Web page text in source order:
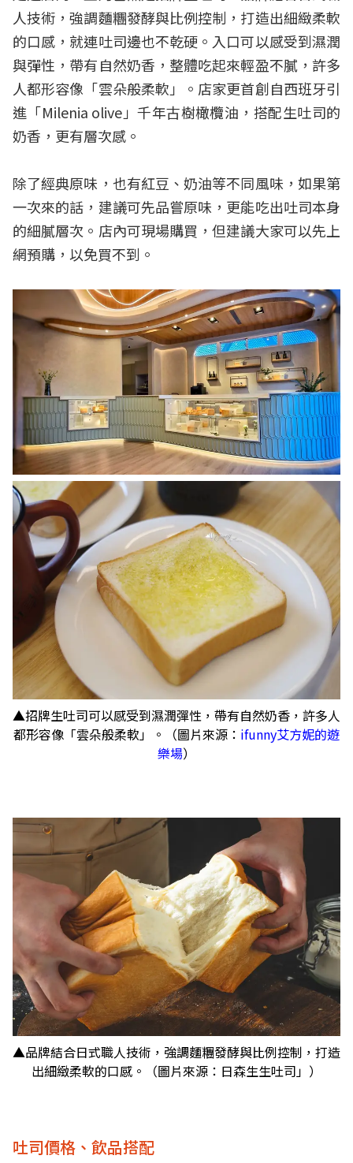
人技術，強調麵糰發酵與比例控制，打造出細緻柔軟
的口感，就連吐司邊也不乾硬。入口可以感受到濕潤
與彈性，帶有自然奶香，整體吃起來輕盈不膩，許多
人都形容像「雲朵般柔軟」。店家更首創自西班牙引
進「Milenia olive」千年古樹橄欖油，搭配生吐司的
奶香，更有層次感。
除了經典原味，也有紅豆、奶油等不同風味，如果第
一次來的話，建議可先品嘗原味，更能吃出吐司本身
的細膩層次。店內可現場購買，但建議大家可以先上
網預購，以免買不到。
▲招牌生吐司可以感受到濕潤彈性，帶有自然奶香，許多人
都形容像「雲朵般柔軟」。（圖片來源： ifunny艾方妮的遊
樂場）
▲品牌結合日式職人技術，強調麵糰發酵與比例控制，打造
出細緻柔軟的口感。（圖片來源：日森生生吐司」）
吐司價格、飲品搭配